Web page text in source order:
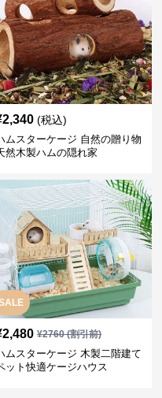
2,340 (税込)
ムスターケージ 自然の贈り物
然木製ハムの隠れ家
2,480 ¥2760(割引前)
ムスターケージ 木製二階建て
ット快適ケージハウス